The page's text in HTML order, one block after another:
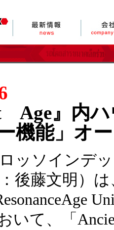
Age』内
機能」オ
ッソインデ
後藤文明）
いて、「